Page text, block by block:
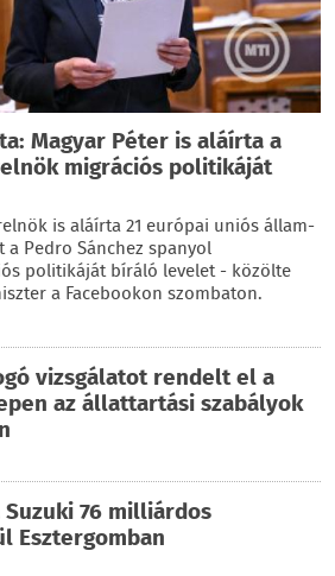
Magyar Péter is aláírta a
migrációs politikáját
is aláírta 21 európai uniós állam-
Pedro Sánchez spanyol
politikáját bíráló levelet - közölte
a Facebookon szombaton.
vizsgálatot rendelt el a
az állattartási szabályok
76 milliárdos
Esztergomban